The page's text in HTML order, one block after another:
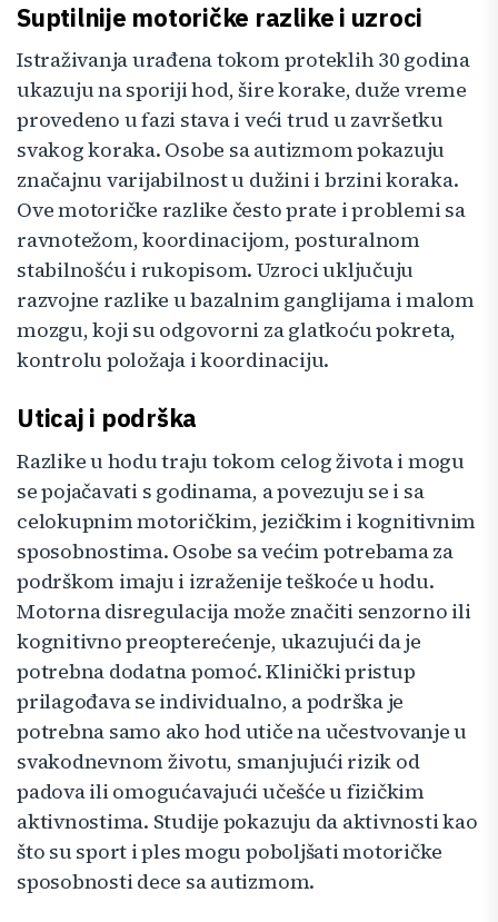
Suptilnije motoričke razlike i uzroci
Istraživanja urađena tokom proteklih 30 godina
ukazuju na sporiji hod, šire korake, duže vreme
provedeno u fazi stava i veći trud u završetku
svakog koraka. Osobe sa autizmom pokazuju
značajnu varijabilnost u dužini i brzini koraka.
Ove motoričke razlike često prate i problemi sa
ravnotežom, koordinacijom, posturalnom
stabilnošću i rukopisom. Uzroci uključuju
razvojne razlike u bazalnim ganglijama i malom
mozgu, koji su odgovorni za glatkoću pokreta,
kontrolu položaja i koordinaciju.
Uticaj i podrška
Razlike u hodu traju tokom celog života i mogu
se pojačavati s godinama, a povezuju se i sa
celokupnim motoričkim, jezičkim i kognitivnim
sposobnostima. Osobe sa većim potrebama za
podrškom imaju i izraženije teškoće u hodu.
Motorna disregulacija može značiti senzorno ili
kognitivno preopterećenje, ukazujući da je
potrebna dodatna pomoć. Klinički pristup
prilagođava se individualno, a podrška je
potrebna samo ako hod utiče na učestvovanje u
svakodnevnom životu, smanjujući rizik od
padova ili omogućavajući učešće u fizičkim
aktivnostima. Studije pokazuju da aktivnosti kao
što su sport i ples mogu poboljšati motoričke
sposobnosti dece sa autizmom.